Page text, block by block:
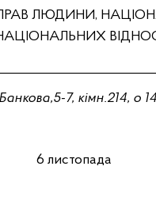
ЛЮДИНИ,
Банкова,5-7, кімн.214, о
6 листопада